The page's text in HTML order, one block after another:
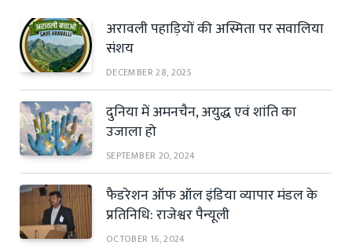
अरावली पहाड़ियों की अस्मिता पर सवालिया
संशय
DECEMBER 28, 2025
दुनिया में अमनचैन, अयुद्ध एवं शांति का
उजाला हो
SEPTEMBER 20, 2024
फैडरेशन ऑफ ऑल इंडिया व्यापार मंडल के
प्रतिनिधि: राजेश्वर पैन्यूली
OCTOBER 16, 2024